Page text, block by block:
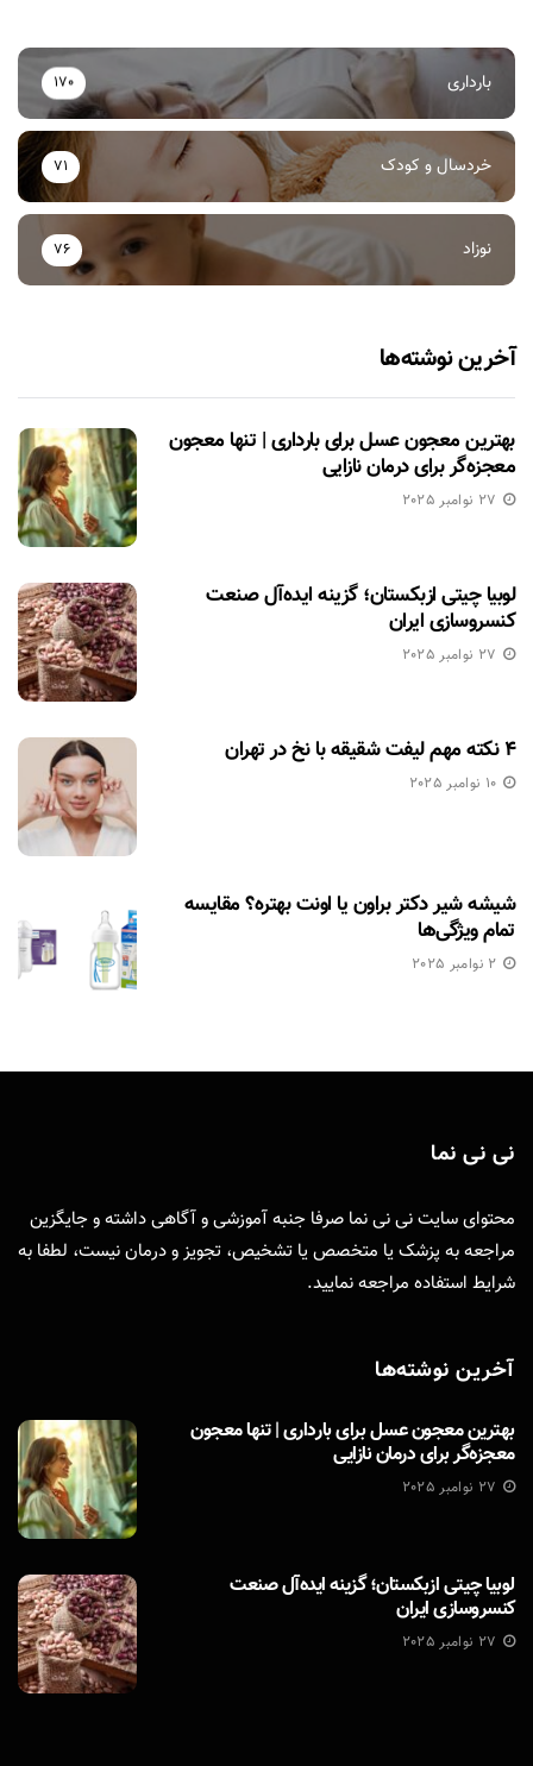
بارداری 170
خردسال و کودک 71
نوزاد 76
آخرین نوشته‌ها
بهترین معجون عسل برای بارداری | تنها معجون
معجزه‌گر برای درمان نازایی
27 نوامبر 2025
لوبیا چیتی ازبکستان؛ گزینه ایده‌آل صنعت
کنسروسازی ایران
27 نوامبر 2025
۴ نکته مهم لیفت شقیقه با نخ در تهران
10 نوامبر 2025
شیشه شیر دکتر براون یا اونت بهتره؟ مقایسه
تمام ویژگی‌ها
2 نوامبر 2025
نی نی نما
محتوای سایت نی نی نما صرفا جنبه آموزشی و آگاهی داشته و جایگزین
مراجعه به پزشک یا متخصص یا تشخیص، تجویز و درمان نیست، لطفا به
شرایط استفاده مراجعه نمایید.
آخرین نوشته‌ها
بهترین معجون عسل برای بارداری | تنها معجون
معجزه‌گر برای درمان نازایی
27 نوامبر 2025
لوبیا چیتی ازبکستان؛ گزینه ایده‌آل صنعت
کنسروسازی ایران
27 نوامبر 2025